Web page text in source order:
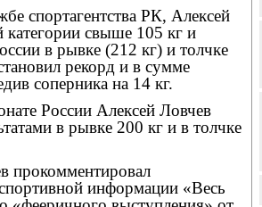
спортагентства РК, Алексей
категории свыше 105 кг и
в рывке (212 кг) и толчке
рекорд и в сумме
соперника на 14 кг.
России Алексей Ловчев
в рывке 200 кг и в толчке
прокомментировал
информации «Весь